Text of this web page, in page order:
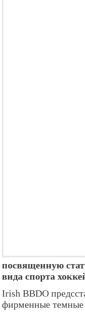
посвященную
вида спорта
Irish BBDO
фирменные темные